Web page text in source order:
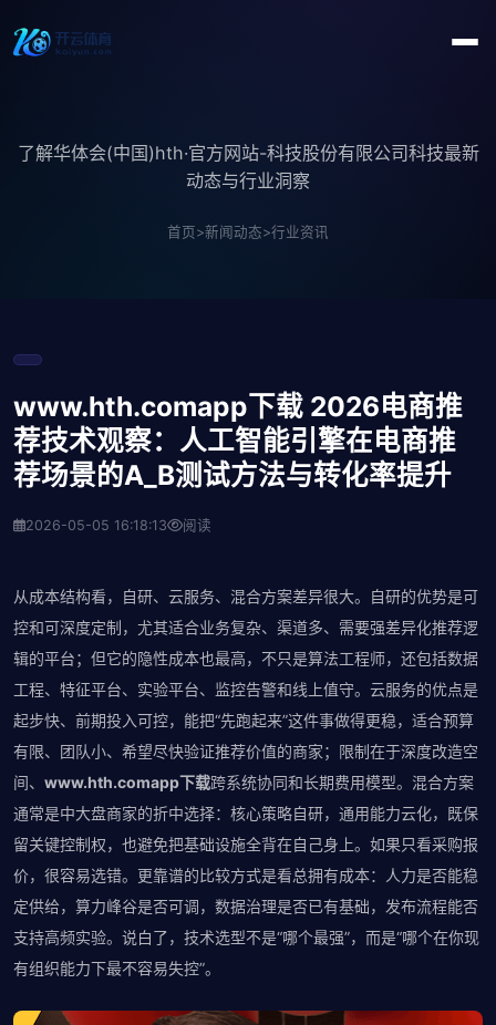
了解华体会(中国)hth·官方网站-科技股份有限公司科技最新
动态与行业洞察
首页>新闻动态>行业资讯
www.hth.comapp下载 2026电商推
荐技术观察：人工智能引擎在电商推
荐场景的A_B测试方法与转化率提升
2026-05-05 16:18:13 阅读
从成本结构看，自研、云服务、混合方案差异很大。自研的优势是可
控和可深度定制，尤其适合业务复杂、渠道多、需要强差异化推荐逻
辑的平台；但它的隐性成本也最高，不只是算法工程师，还包括数据
工程、特征平台、实验平台、监控告警和线上值守。云服务的优点是
起步快、前期投入可控，能把“先跑起来”这件事做得更稳，适合预算
有限、团队小、希望尽快验证推荐价值的商家；限制在于深度改造空
间、 www.hth.comapp下载跨系统协同和长期费用模型。混合方案
通常是中大盘商家的折中选择：核心策略自研，通用能力云化，既保
留关键控制权，也避免把基础设施全背在自己身上。如果只看采购报
价，很容易选错。更靠谱的比较方式是看总拥有成本：人力是否能稳
定供给，算力峰谷是否可调，数据治理是否已有基础，发布流程能否
支持高频实验。说白了，技术选型不是“哪个最强”，而是“哪个在你现
有组织能力下最不容易失控”。